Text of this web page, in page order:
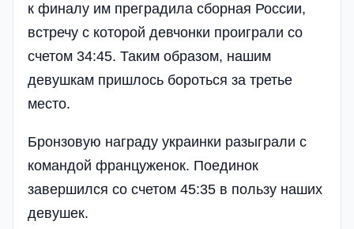
к финалу им преградила сборная России,
встречу с которой девчонки проиграли со
счетом 34:45. Таким образом, нашим
девушкам пришлось бороться за третье
место.
Бронзовую награду украинки разыграли с
командой француженок. Поединок
завершился со счетом 45:35 в пользу наших
девушек.